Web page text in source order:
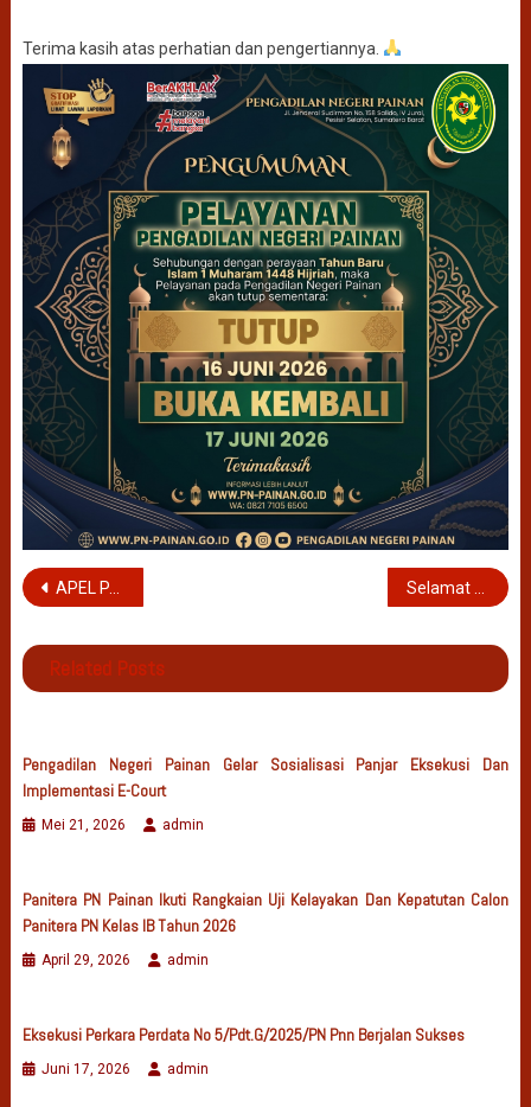
Terima kasih atas perhatian dan pengertiannya.
Navigasi
pos
APEL PAGI
Related Posts
Pengadilan Negeri Painan Gelar Sosialisasi Panjar Eksekusi Dan
Implementasi E-Court
Mei 21, 2026 admin
Panitera PN Painan Ikuti Rangkaian Uji Kelayakan Dan Kepatutan Calon
Panitera PN Kelas IB Tahun 2026
April 29, 2026 admin
Eksekusi Perkara Perdata No 5/Pdt.G/2025/PN Pnn Berjalan Sukses
Juni 17, 2026 admin